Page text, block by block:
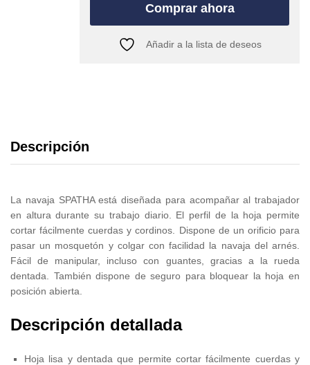
Comprar ahora
Añadir a la lista de deseos
Descripción
La navaja SPATHA está diseñada para acompañar al trabajador
en altura durante su trabajo diario. El perfil de la hoja permite
cortar fácilmente cuerdas y cordinos. Dispone de un orificio para
pasar un mosquetón y colgar con facilidad la navaja del arnés.
Fácil de manipular, incluso con guantes, gracias a la rueda
dentada. También dispone de seguro para bloquear la hoja en
posición abierta.
Descripción detallada
Hoja lisa y dentada que permite cortar fácilmente cuerdas y